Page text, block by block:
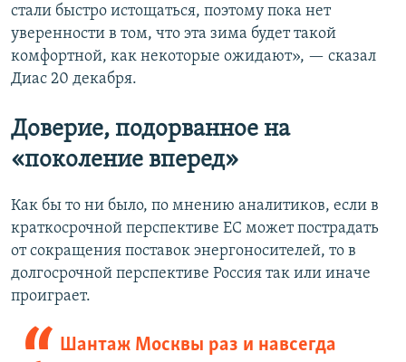
стали быстро истощаться, поэтому пока нет
уверенности в том, что эта зима будет такой
комфортной, как некоторые ожидают», — сказал
Диас 20 декабря.
Доверие, подорванное на
«поколение вперед»
Как бы то ни было, по мнению аналитиков, если в
краткосрочной перспективе ЕС может пострадать
от сокращения поставок энергоносителей, то в
долгосрочной перспективе Россия так или иначе
проиграет.
Шантаж Москвы раз и навсегда